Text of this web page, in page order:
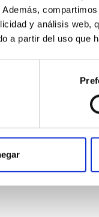
y análisis web,
a partir del uso que
sobre el
Sur.
que los